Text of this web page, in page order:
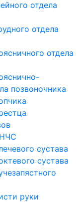
отдела
отдела
отдела
позвоночника
сустава
сустава
руки